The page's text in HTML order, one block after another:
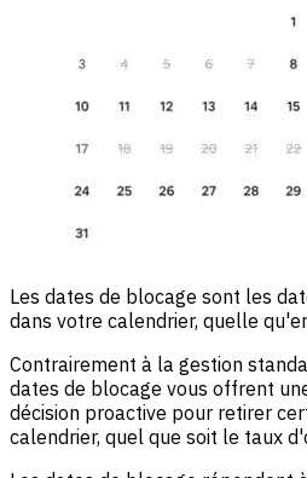
Les dates de blocage sont les
dans votre calendrier, quelle
Contrairement à la gestion
dates de blocage vous offrent
décision proactive pour retirer
calendrier, quel que soit le taux